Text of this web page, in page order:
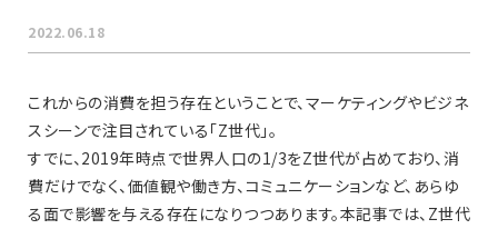
2022.06.18
これからの消費を担う存在ということで、マーケティングやビジネ
スシーンで注目されている「Z世代」。
すでに、2019年時点で世界人口の1/3をZ世代が占めており、消
費だけでなく、価値観や働き方、コミュニケーションなど、あらゆ
る面で影響を与える存在になりつつあります。本記事では、Z世代